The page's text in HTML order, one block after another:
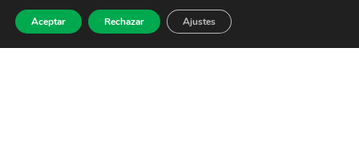
Aceptar Rechazar Ajustes